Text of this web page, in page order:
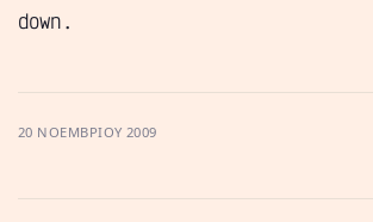
down.
20 ΝΟΕΜΒΡΊΟΥ 2009